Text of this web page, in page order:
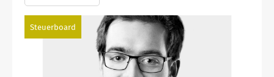
Steuerboard